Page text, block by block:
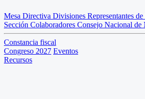
Mesa Directiva Divisiones Representantes
Sección Colaboradores Consejo Nacional de
Constancia fiscal
Congreso 2027 Eventos
Recursos